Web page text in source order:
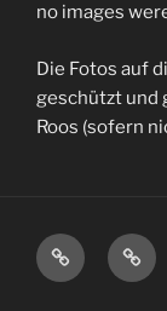
no images
Die Fotos auf
geschützt und
Roos (sofern
Impressum